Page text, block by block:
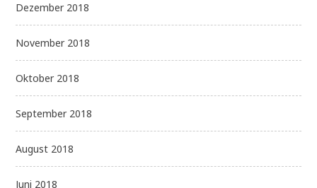
Dezember 2018
November 2018
Oktober 2018
September 2018
August 2018
Juni 2018